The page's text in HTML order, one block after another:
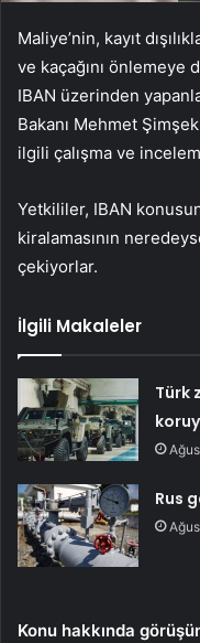
Maliye’nin, kayıt
ve kaçağını önlemeye
IBAN üzerinden
Bakanı Mehmet
ilgili çalışma ve
Yetkililer, IBAN
kiralamasının
çekiyorlar.
İlgili Makaleler
Türk
Rus
Konu hakkında